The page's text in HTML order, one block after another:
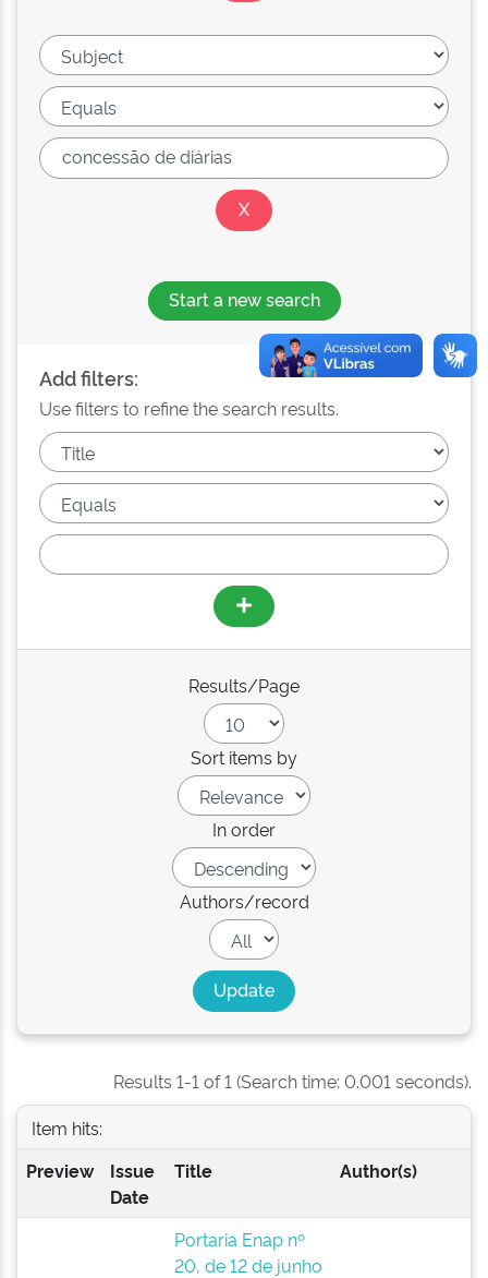
Start a new search
Add filters:
Use filters to refine the search results.
Results/Page
Sort items by
In order
Authors/record
Results 1-1 of 1 (Search time: 0.001 seconds).
Item hits:
Preview
Issue
Date
Title Author(s)
Portaria Enap nº
20, de 12 de junho